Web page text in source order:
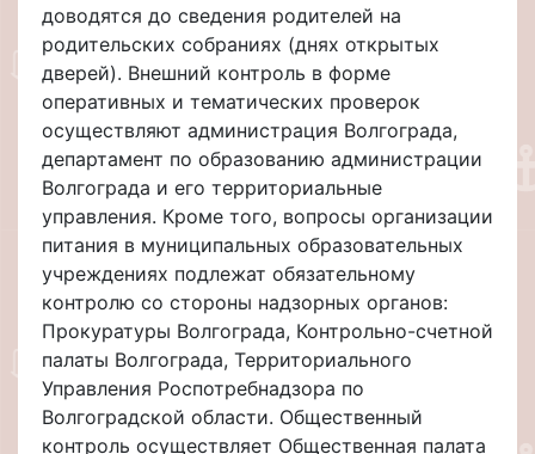
доводятся до сведения родителей на
родительских собраниях (днях открытых
дверей). Внешний контроль в форме
оперативных и тематических проверок
осуществляют администрация Волгограда,
департамент по образованию администрации
Волгограда и его территориальные
управления. Кроме того, вопросы организации
питания в муниципальных образовательных
учреждениях подлежат обязательному
контролю со стороны надзорных органов:
Прокуратуры Волгограда, Контрольно-счетной
палаты Волгограда, Территориального
Управления Роспотребнадзора по
Волгоградской области. Общественный
контроль осуществляет Общественная палата